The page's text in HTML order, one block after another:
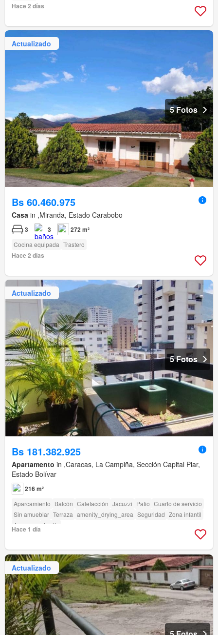
Hace 2 días
Actualizado
5 Fotos
Bs 60.460.975
Casa in ,Miranda, Estado Carabobo
3 3 272 m²
Cocina equipada Trastero
Hace 2 días
Actualizado
5 Fotos
Bs 181.382.925
Apartamento in ,Caracas, La Campiña, Sección Capital Piar,
Estado Bolívar
216 m²
Aparcamiento Balcón Calefacción Jacuzzi Patio Cuarto de servicio
Sin amueblar Terraza amenity_drying_area Seguridad Zona infantil
Ascensor
Jardín
Hace 1 día
Actualizado